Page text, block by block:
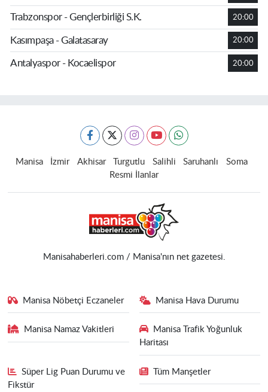
Trabzonspor - Gençlerbirliği S.K. 20:00
Kasımpaşa - Galatasaray 20:00
Antalyaspor - Kocaelispor 20:00
Manisa İzmir Akhisar Turgutlu Salihli Saruhanlı
Soma
Resmi İlanlar
Manisahaberleri.com / Manisa'nın net gazetesi.
Manisa Nöbetçi Eczaneler Manisa Hava Durumu
Manisa Namaz Vakitleri
Manisa Trafik Yoğunluk
Haritası
Süper Lig Puan Durumu ve
Fikstür
Tüm Manşetler